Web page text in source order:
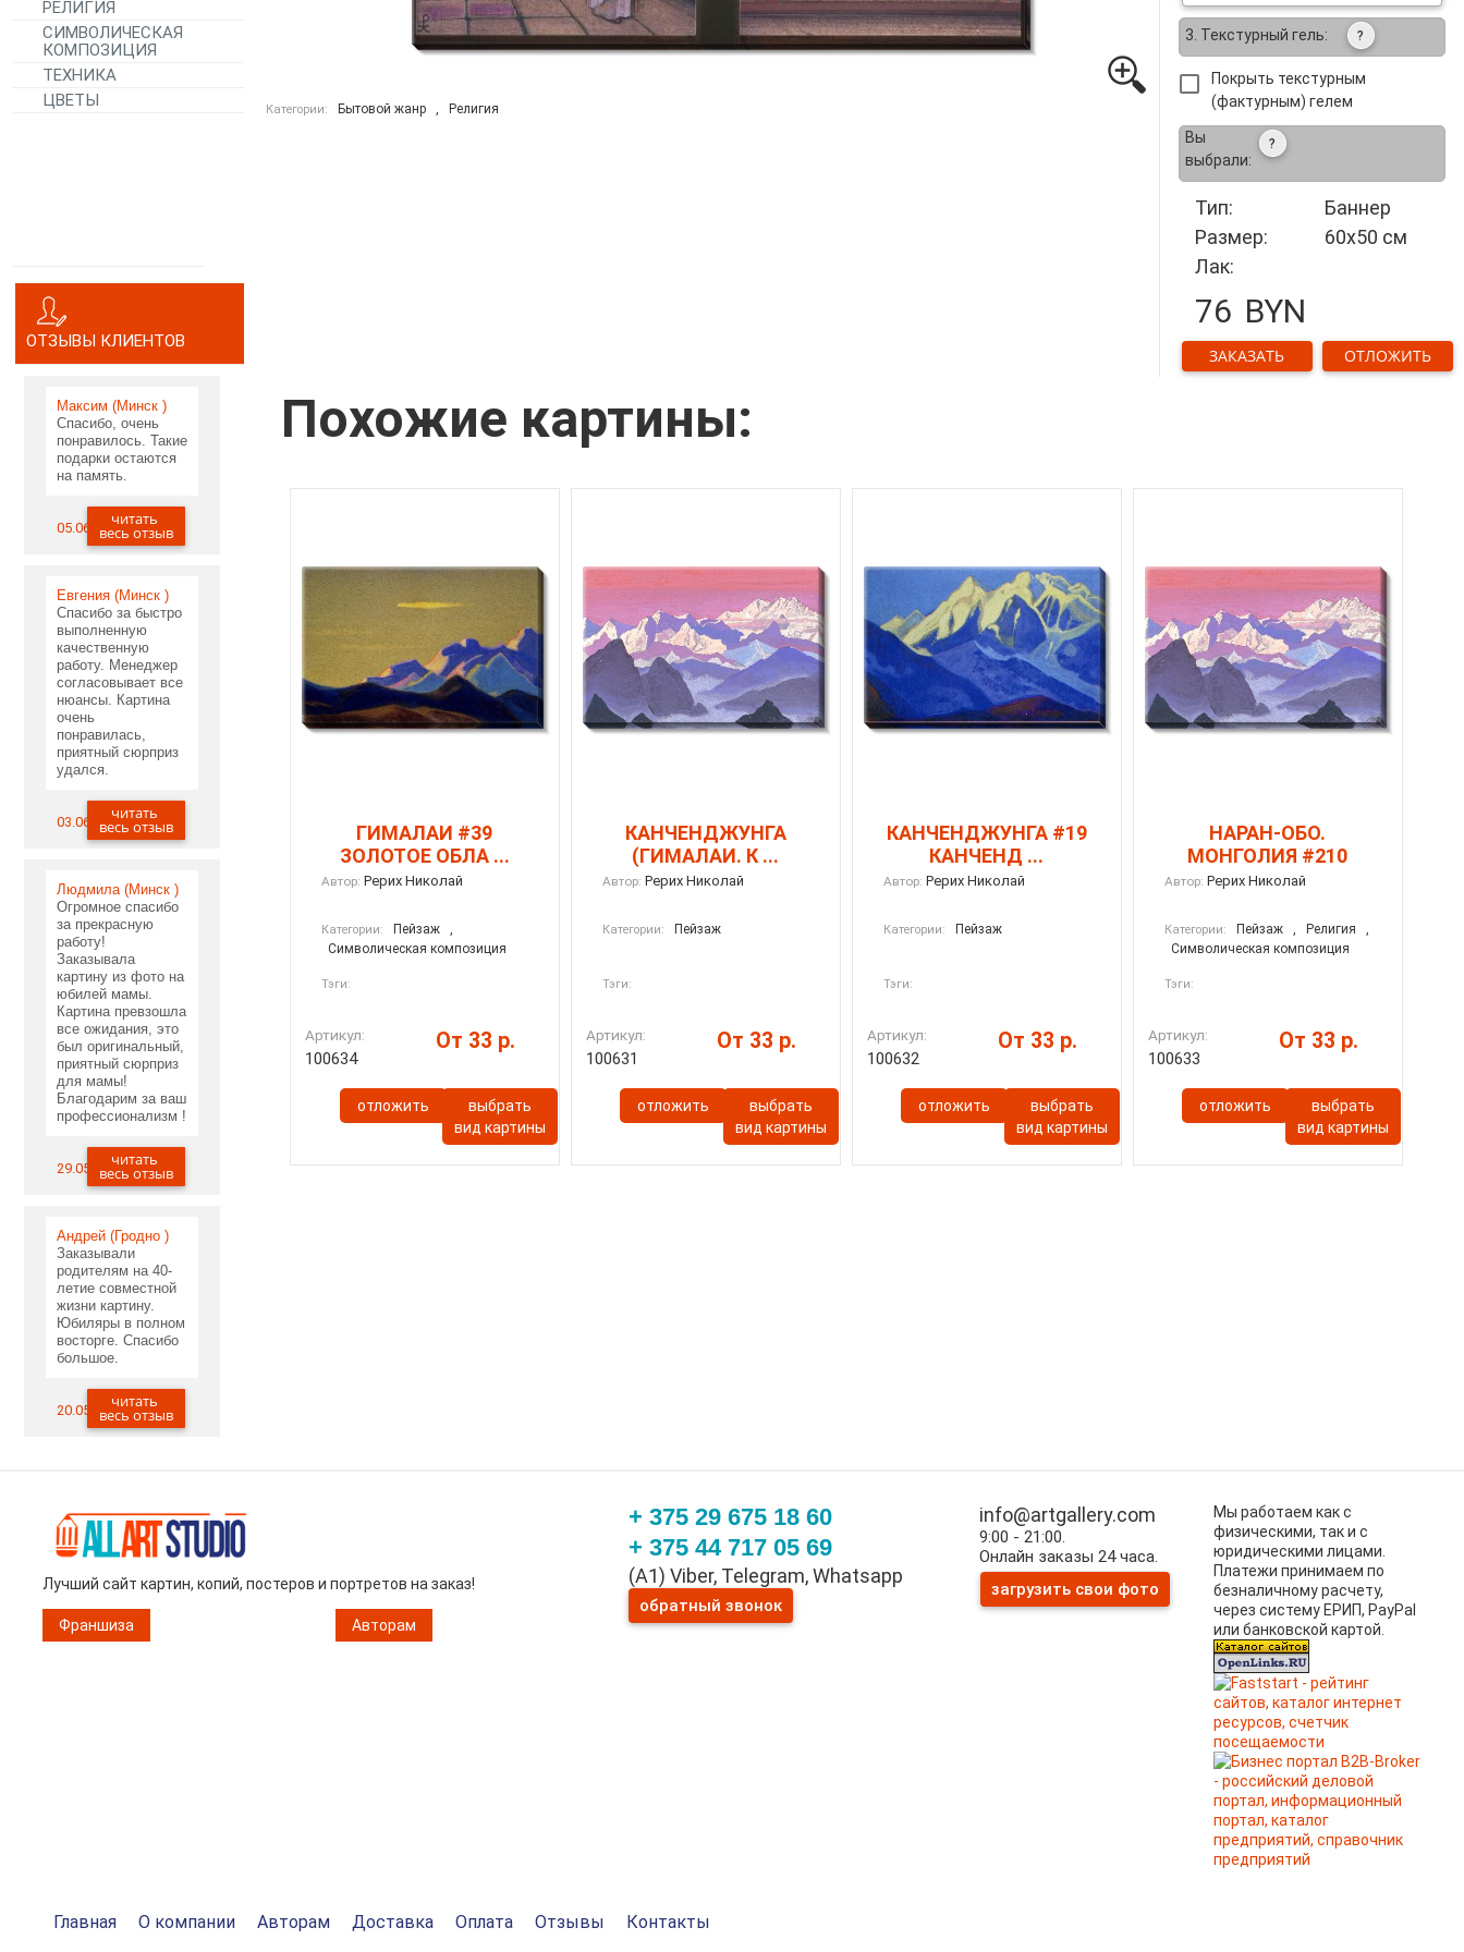
РЕЛИГИЯ
СИМВОЛИЧЕСКАЯ
КОМПОЗИЦИЯ
ТЕХНИКА
ЦВЕТЫ
ОТЗЫВЫ КЛИЕНТОВ
Максим (Минск )
Спасибо, очень
понравилось. Такие
подарки остаются
на память.
05.06.2020читать
весь отзыв
Евгения (Минск )
Спасибо за быстро
выполненную
качественную
работу. Менеджер
согласовывает все
нюансы. Картина
очень
понравилась,
приятный сюрприз
удался.
03.06.2020читать
весь отзыв
Людмила (Минск )
Огромное спасибо
за прекрасную
работу!
Заказывала
картину из фото на
юбилей мамы.
Картина превзошла
все ожидания, это
был оригинальный,
приятный сюрприз
для мамы!
Благодарим за ваш
профессионализм !
29.05.2020читать
весь отзыв
Андрей (Гродно )
Заказывали
родителям на 40-
летие совместной
жизни картину.
Юбиляры в полном
восторге. Спасибо
большое.
20.05.2020читать
весь отзыв
Категории: Бытовой жанр , Религия
3. Текстурный гель: ?
Покрыть текстурным
(фактурным) гелем
Вы
выбрали:
?
Тип:
Баннер
Размер:
60x50 см
Лак:
76 BYN
ЗАКАЗАТЬ ОТЛОЖИТЬ
Похожие картины:
ГИМАЛАИ #39
ЗОЛОТОЕ ОБЛА ...
Автор: Рерих Николай
Категории: Пейзаж
,
Символическая композиция
Тэги:
Артикул:
100634
От 33 р.
отложить
выбрать
вид картины
КАНЧЕНДЖУНГА
(ГИМАЛАИ. К ...
Автор: Рерих Николай
Категории: Пейзаж
Тэги:
Артикул:
100631
От 33 р.
отложить
выбрать
вид картины
КАНЧЕНДЖУНГА #19
КАНЧЕНД ...
Автор: Рерих Николай
Категории: Пейзаж
Тэги:
Артикул:
100632
От 33 р.
отложить
выбрать
вид картины
НАРАН-ОБО.
МОНГОЛИЯ #210
Автор: Рерих Николай
Категории: Пейзаж , Религия
,
Символическая композиция
Тэги:
Артикул:
100633
От 33 р.
отложить
выбрать
вид картины
Лучший сайт картин, копий, постеров и портретов на заказ!
Франшиза Авторам
+ 375 29 675 18 60
+ 375 44 717 05 69
(A1) Viber, Telegram, Whatsapp
обратный звонок
info@artgallery.com
9:00 - 21:00.
Онлайн заказы 24 часа.
загрузить свои фото
Мы работаем как с
физическими, так и с
юридическими лицами.
Платежи принимаем по
безналичному расчету,
через систему ЕРИП, PayPal
или банковской картой.
Главная О компании Авторам Доставка Оплата Отзывы Контакты